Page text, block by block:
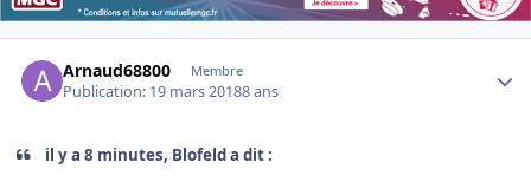
Arnaud68800 Membre
Publication: 19 mars 20188 ans
il y a 8 minutes, Blofeld a dit :